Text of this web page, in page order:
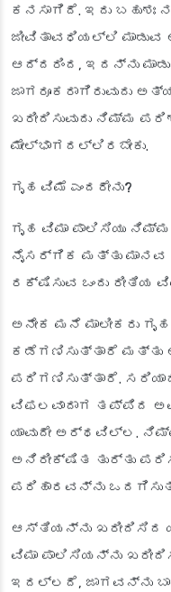
ಕನಸಾಗಿದೆ. ಇದು
ಜೀವಿತಾವಧಿಯಲ್ಲಿ
ಆದ್ದರಿಂದ, ಇದನ್ನು
ಜಾಗರೂಕರಾಗಿರುವುದು
ಖರೀದಿಸುವುದು ನಿಮ್ಮ
ಮೇಲ್ಭಾಗದಲ್ಲಿರಬೇಕು.
ಗೃಹ ವಿಮೆ ಎಂದರೇನು?
ಗೃಹ ವಿಮಾ ಪಾಲಿಸಿಯು
ನೈಸರ್ಗಿಕ ಮತ್ತು
ರಕ್ಷಿಸುವ ಒಂದು ರೀತಿಯ
ಅನೇಕ ಮನೆ ಮಾಲೀಕರು
ಕಡೆಗಣಿಸುತ್ತಾರೆ ಮತ್ತು
ಪರಿಗಣಿಸುತ್ತಾರೆ.
ವಿಫಲವಾದಾಗ ತಪ್ಪಿದ
ಯಾವುದೇ ಅರ್ಥವಿಲ್ಲ. ನಿಮ್ಮ
ಅನಿರೀಕ್ಷಿತ ತುರ್ತು
ಪರಿಹಾರವನ್ನು
ಆಸ್ತಿಯನ್ನು ಖರೀದಿಸಿದ
ವಿಮಾ ಪಾಲಿಸಿಯನ್ನು
ಇದಲ್ಲದೆ, ಜಾಗವನ್ನು